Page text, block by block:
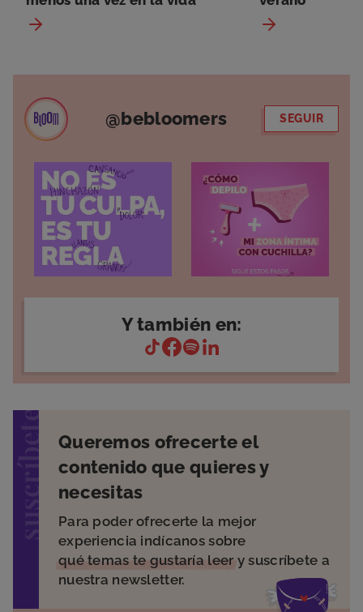
@bebloomers SEGUIR
Y también en:
Queremos ofrecerte el
contenido que quieres y
necesitas
Para poder ofrecerte la mejor
experiencia indícanos sobre
qué temas te gustaría leer y suscríbete a
nuestra newsletter.